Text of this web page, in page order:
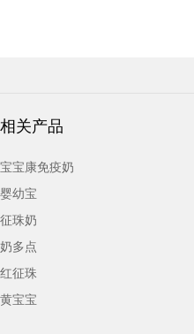
相关产品
宝宝康免疫奶
婴幼宝
征珠奶
奶多点
红征珠
黄宝宝